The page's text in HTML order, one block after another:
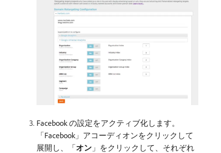
Facebook の設定をアクティブ化します。
「Facebook」アコーディオンをクリックして
展開し、「オン 」をクリックして、それぞれ